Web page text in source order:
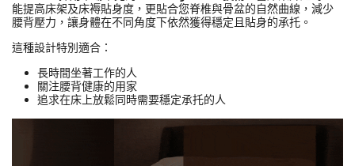
能提高床架及床褥貼身度，更貼合您脊椎與骨盆的自然曲線，減少
腰背壓力，讓身體在不同角度下依然獲得穩定且貼身的承托。
這種設計特別適合：
長時間坐著工作的人
關注腰背健康的用家
追求在床上放鬆同時需要穩定承托的人